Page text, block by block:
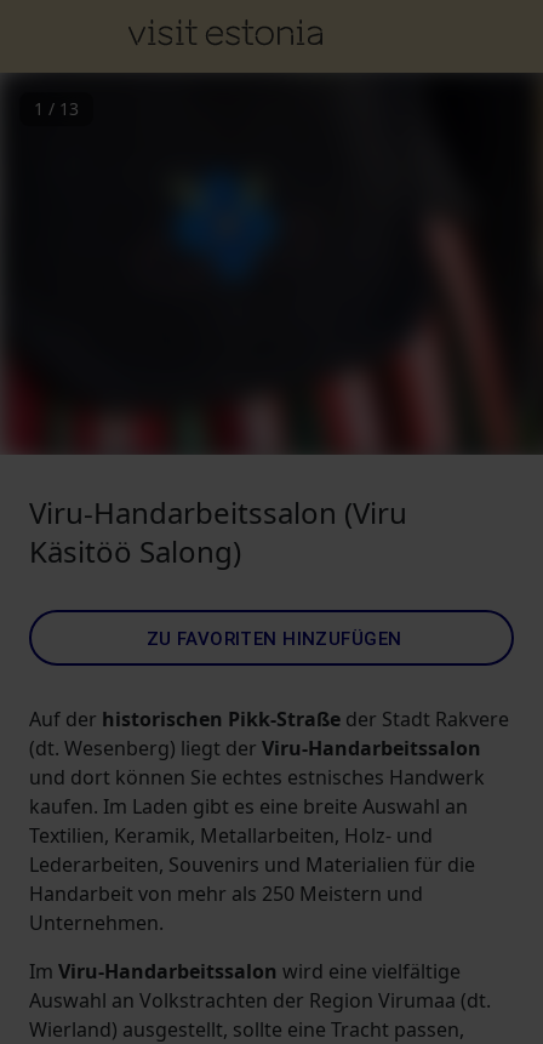
1 / 13
Viru-Handarbeitssalon (Viru
Käsitöö Salong)
ZU FAVORITEN HINZUFÜGEN
Auf der historischen Pikk-Straße der Stadt Rakvere
(dt. Wesenberg) liegt der Viru-Handarbeitssalon
und dort können Sie echtes estnisches Handwerk
kaufen. Im Laden gibt es eine breite Auswahl an
Textilien, Keramik, Metallarbeiten, Holz- und
Lederarbeiten, Souvenirs und Materialien für die
Handarbeit von mehr als 250 Meistern und
Unternehmen.
Im Viru-Handarbeitssalon wird eine vielfältige
Auswahl an Volkstrachten der Region Virumaa (dt.
Wierland) ausgestellt, sollte eine Tracht passen,